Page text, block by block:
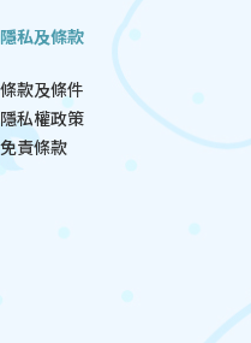
隱私及條款
條款及條件
隱私權政策
免責條款